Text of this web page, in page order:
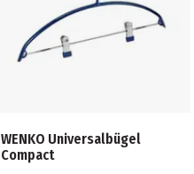
WENKO Universalbügel
Compact